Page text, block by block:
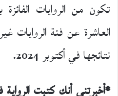
تكون من الروايات الفائزة
العاشرة عن فئة الروايات
نتائجها في أكتوبر 2024.